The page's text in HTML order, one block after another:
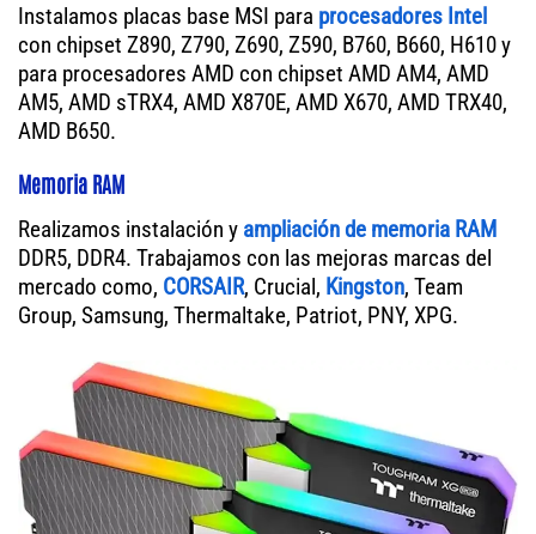
Instalamos placas base MSI para procesadores Intel
con chipset Z890, Z790, Z690, Z590, B760, B660, H610 y
para procesadores AMD con chipset AMD AM4, AMD
AM5, AMD sTRX4, AMD X870E, AMD X670, AMD TRX40,
AMD B650.
Memoria RAM
Realizamos instalación y ampliación de memoria RAM
DDR5, DDR4. Trabajamos con las mejoras marcas del
mercado como, CORSAIR, Crucial, Kingston, Team
Group, Samsung, Thermaltake, Patriot, PNY, XPG.